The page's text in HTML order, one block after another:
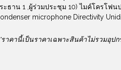
ะธาน 1 ,ผู้ร่วมประชุม 10) ไมค์โครโฟ
microphone Directivity
ราคานี้เป็นราคาเฉพาะสินค้าไม่รวมอุป